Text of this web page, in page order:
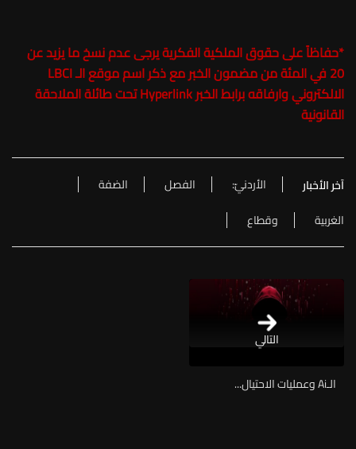
*حفاظاً على حقوق الملكية الفكرية يرجى عدم نسخ ما يزيد عن
20 في المئة من مضمون الخبر مع ذكر اسم موقع الـ LBCI
الالكتروني وارفاقه برابط الخبر Hyperlink تحت طائلة الملاحقة
القانونية
آخر الأخبار الأردنيّ: الفصل
الضفة
الغربية
وقطاع
التالي
الـAi وعمليات الاحتيال...